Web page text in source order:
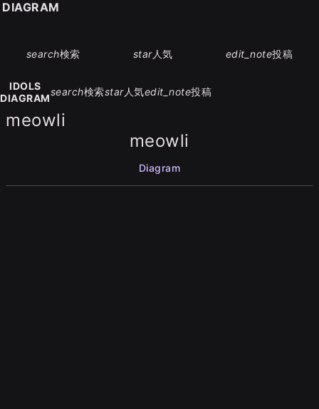
search検索 star人気 edit_note投稿
IDOLS
DIAGRAM
search検索star人気edit_note投稿
meowli
meowli
Diagram